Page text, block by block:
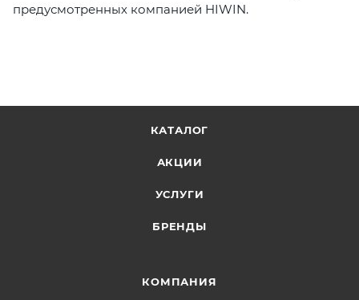
предусмотренных компанией HIWIN.
КАТАЛОГ
АКЦИИ
УСЛУГИ
БРЕНДЫ
КОМПАНИЯ